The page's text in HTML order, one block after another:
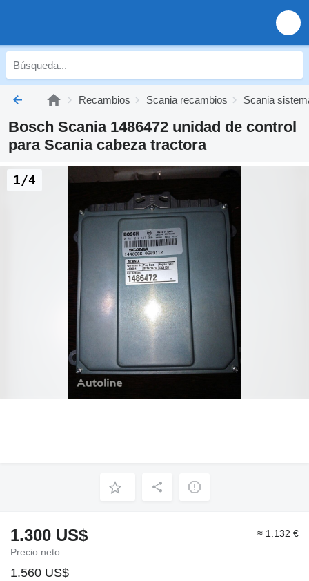
Recambios Scania recambios Scania
Bosch Scania 1486472 unidad de control
para Scania cabeza tractora
1/4
1.300 US$
Precio neto
≈ 1.132 €
1.560 US$